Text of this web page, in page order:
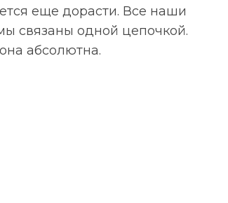
еще дорасти. Все наши
связаны одной цепочкой.
абсолютна.